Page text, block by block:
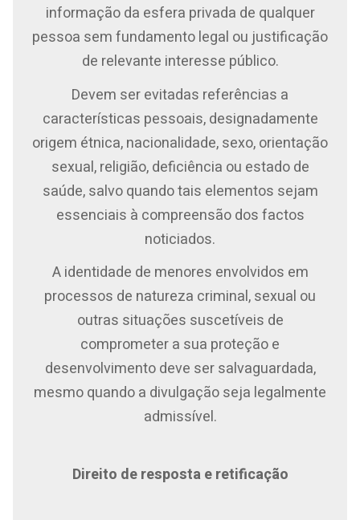
informação da esfera privada de qualquer
pessoa sem fundamento legal ou justificação
de relevante interesse público.
Devem ser evitadas referências a
características pessoais, designadamente
origem étnica, nacionalidade, sexo, orientação
sexual, religião, deficiência ou estado de
saúde, salvo quando tais elementos sejam
essenciais à compreensão dos factos
noticiados.
A identidade de menores envolvidos em
processos de natureza criminal, sexual ou
outras situações suscetíveis de
comprometer a sua proteção e
desenvolvimento deve ser salvaguardada,
mesmo quando a divulgação seja legalmente
admissível.
Direito de resposta e retificação